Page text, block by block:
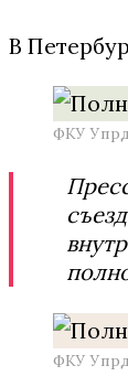
В
ФКУ
ФКУ